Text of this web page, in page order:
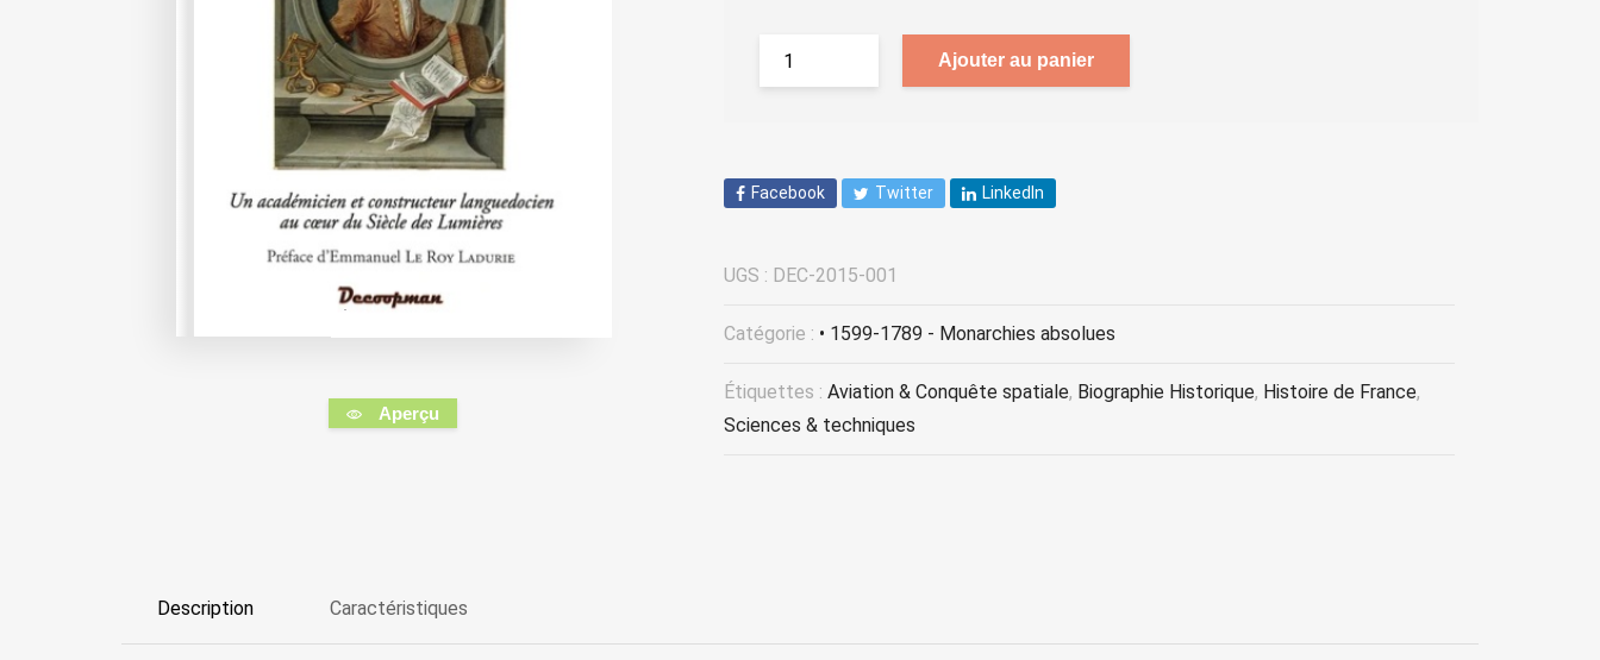
Aperçu
Ajouter au panier
Facebook Twitter LinkedIn
UGS : DEC-2015-001
Catégorie : • 1599-1789 - Monarchies absolues
Étiquettes : Aviation & Conquête spatiale, Biographie Historique, Histoire de France,
Sciences & techniques
Description Caractéristiques